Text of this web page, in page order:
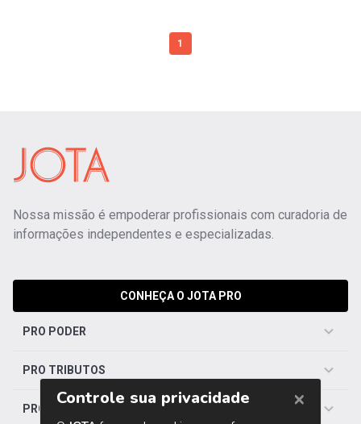
1
Nossa missão é empoderar profissionais com curadoria de
informações independentes e especializadas.
CONHEÇA O JOTA PRO
PRO PODER
PRO TRIBUTOS
PRO TRABALHISTA